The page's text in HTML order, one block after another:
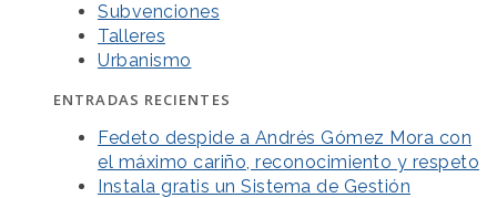
Subvenciones
Talleres
Urbanismo
ENTRADAS RECIENTES
Fedeto despide a Andrés Gómez Mora con
el máximo cariño, reconocimiento y respeto
Instala gratis un Sistema de Gestión